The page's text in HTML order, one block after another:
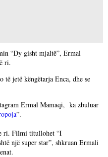
“Dy gisht mjaltë”, Ermal
ri.
të jetë këngëtarja Enca, dhe se
Ermal Mamaqi, ka zbuluar
”.
ri. Filmi titullohet “I
një super star”, shkruan Ermali